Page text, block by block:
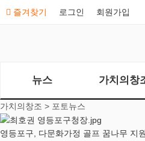
즐겨찾기 로그인 회원가입
뉴스 가치의창
가치의창조 > 포토뉴스
영등포구, 다문화가정 골프 꿈나무 지